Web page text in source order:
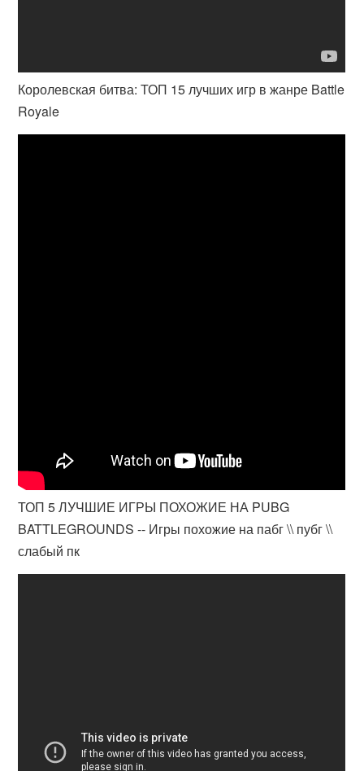
Королевская битва: ТОП 15 лучших игр в жанре Battle
Royale
ТОП 5 ЛУЧШИЕ ИГРЫ ПОХОЖИЕ НА PUBG
BATTLEGROUNDS -- Игры похожие на пабг \\ пубг \\
слабый пк